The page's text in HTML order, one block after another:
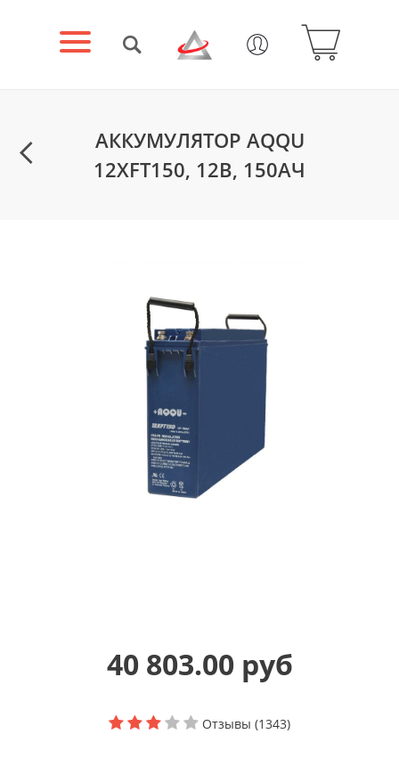
АККУМУЛЯТОР AQQU
12XFT150, 12В, 150АЧ
40 803.00 руб
Отзывы (1343)